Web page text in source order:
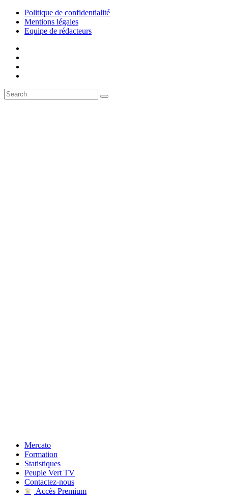
Politique de confidentialité
Mentions légales
Equipe de rédacteurs
Mercato
Formation
Statistiques
Peuple Vert TV
Contactez-nous
♛
Accès Premium